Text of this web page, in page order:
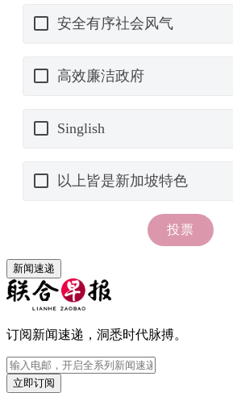
新闻速递
订阅新闻速递，洞悉时代脉搏。
立即订阅